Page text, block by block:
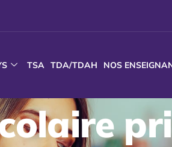
TSA TDA/TDAH NOS